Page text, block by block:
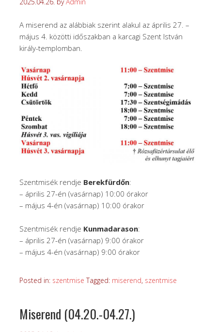
A miserend az alábbiak szerint alakul az április 27. –
május 4. közötti időszakban a karcagi Szent István
király-templomban.
Szentmisék rendje Berekfürdőn:
– április 27-én (vasárnap) 10:00 órakor
– május 4-én (vasárnap) 10:00 órakor
Szentmisék rendje Kunmadarason:
– április 27-én (vasárnap) 9:00 órakor
– május 4-én (vasárnap) 9:00 órakor
Posted in: szentmise Tagged: miserend, szentmise
Miserend (04.20.-04.27.)